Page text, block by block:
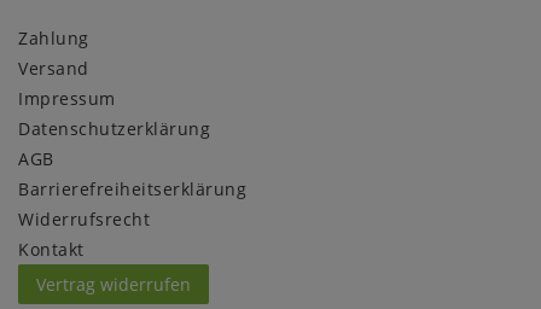
Zahlung
Versand
Impressum
Daten­schutz­erklärung
AGB
Barrierefreiheitserklärung
Widerrufs­recht
Kontakt
Vertrag widerrufen